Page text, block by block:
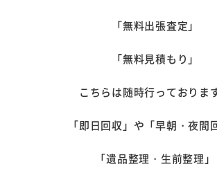
「無料出張査定」
「無料見積もり」
こちらは随時行っております
「即日回収」や「早朝・夜間
「遺品整理・生前整理」